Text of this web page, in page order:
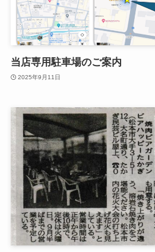
当店専用駐車場のご案内
2025年9月11日